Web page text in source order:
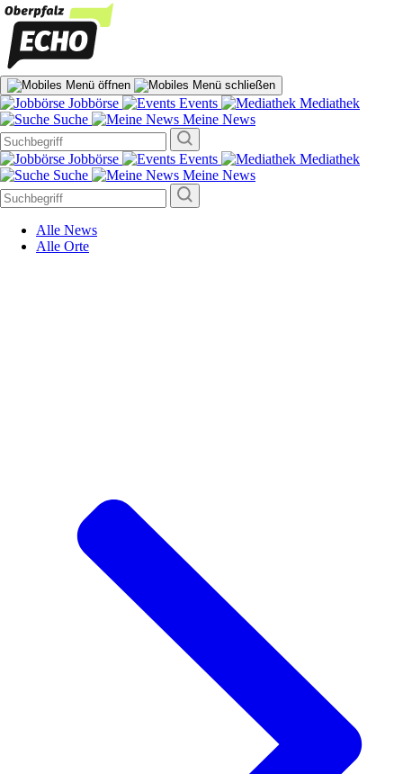
Jobbörse Events
Mediathek
Suche
Meine News
Jobbörse Events
Mediathek
Suche
Meine News
Alle News
Alle Orte